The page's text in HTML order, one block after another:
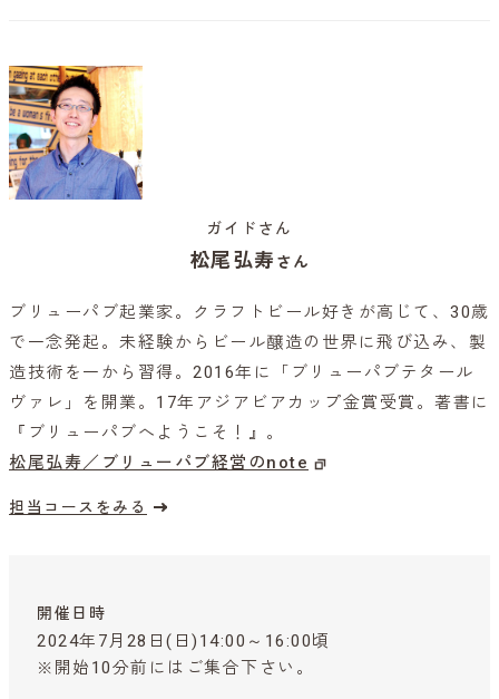
ガイドさん
松尾弘寿 さん
ブリューパブ起業家。クラフトビール好きが高じて、30歳
で一念発起。未経験からビール醸造の世界に飛び込み、製
造技術を一から習得。2016年に「ブリューパブテタール
ヴァレ」を開業。17年アジアビアカップ金賞受賞。著書に
『ブリューパブへようこそ！』。
松尾弘寿／ブリューパブ経営のnote
担当コースをみる
開催日時
2024年7月28日(日)14:00～16:00頃
※開始10分前にはご集合下さい。